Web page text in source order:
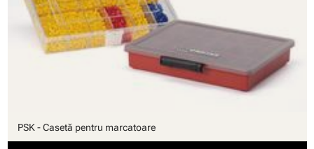
PSK - Casetă pentru marcatoare